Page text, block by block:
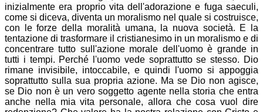
inizialmente era proprio vita dell'adorazione e fuga saeculi,
come si diceva, diventa un moralismo nel quale si costruisce,
con le forze della moralità umana, la nuova società. E la
tentazione di trasformare il cristianesimo in un moralismo e di
concentrare tutto sull'azione morale dell'uomo è grande in
tutti i tempi. Perché l'uomo vede soprattutto se stesso. Dio
rimane invisibile, intoccabile, e quindi l'uomo si appoggia
soprattutto sulla sua propria azione. Ma se Dio non agisce,
se Dio non è un vero soggetto agente nella storia che entra
anche nella mia vita personale, allora che cosa vuol dire